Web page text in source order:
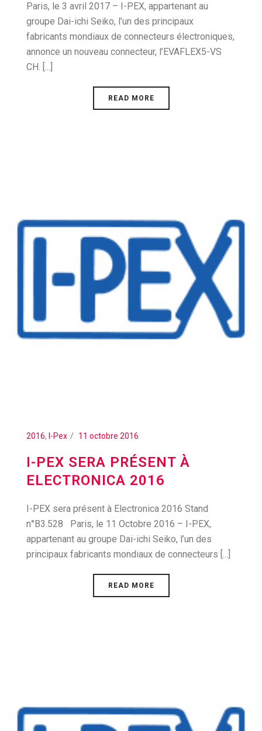
Paris, le 3 avril 2017 – I-PEX, appartenant au
groupe Dai-ichi Seiko, l’un des principaux
fabricants mondiaux de connecteurs électroniques,
annonce un nouveau connecteur, l’EVAFLEX5-VS
CH. [...]
READ MORE
2016, I-Pex 11 octobre 2016
I-PEX SERA PRÉSENT À
ELECTRONICA 2016
I-PEX sera présent à Electronica 2016 Stand
n°B3.528 Paris, le 11 Octobre 2016 – I-PEX,
appartenant au groupe Dai-ichi Seiko, l’un des
principaux fabricants mondiaux de connecteurs [...]
READ MORE